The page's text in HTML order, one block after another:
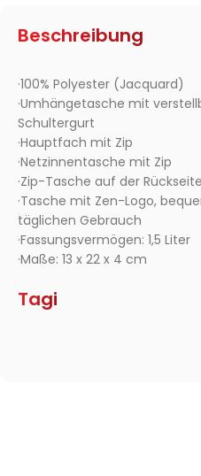
Beschreibung
·100% Polyester (Jacquard)
·Umhängetasche mit
Schultergurt
·Hauptfach mit Zip
·Netzinnentasche mit Zip
·Zip-Tasche auf der Rückseite
·Tasche mit Zen-Logo,
täglichen Gebrauch
·Fassungsvermögen: 1,5 Liter
·Maße: 13 x 22 x 4 cm
Tagi